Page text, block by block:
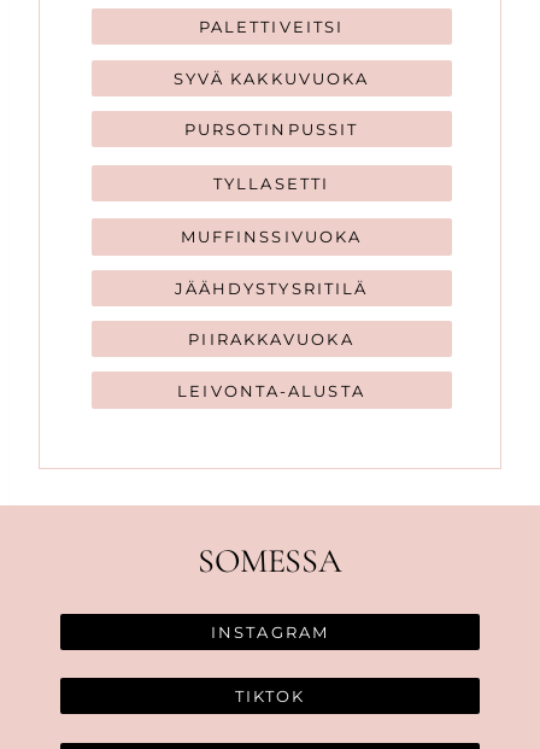
PALETTIVEITSI
SYVÄ KAKKUVUOKA
PURSOTINPUSSIT
TYLLASETTI
MUFFINSSIVUOKA
JÄÄHDYSTYSRITILÄ
PIIRAKKAVUOKA
LEIVONTA-ALUSTA
SOMESSA
INSTAGRAM
TIKTOK